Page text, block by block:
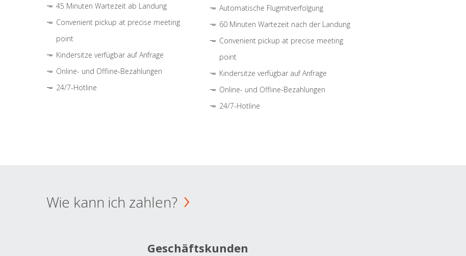
45 Minuten Wartezeit ab Landung
Convenient pickup at precise meeting
point
Kindersitze verfügbar auf Anfrage
Online- und Offline-Bezahlungen
24/7-Hotline
Automatische Flugmitverfolgung
60 Minuten Wartezeit nach der Landung
Convenient pickup at precise meeting
point
Kindersitze verfügbar auf Anfrage
Online- und Offline-Bezahlungen
24/7-Hotline
Wie kann ich zahlen?
Geschäftskunden